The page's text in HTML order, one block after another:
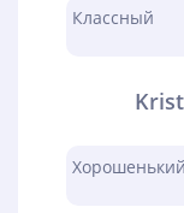
Классный